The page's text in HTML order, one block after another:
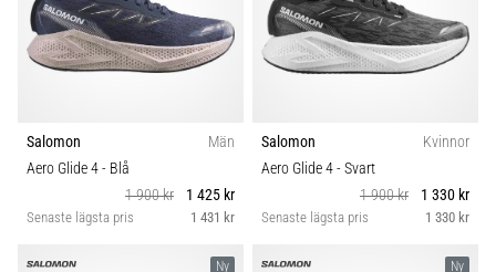
Salomon
Män
Aero Glide 4- Blå
1 900 kr
1 425 kr
Senaste lägsta pris 1 431 kr
Salomon
Kvinnor
Aero Glide 4- Svart
1 900 kr
1 330 kr
Senaste lägsta pris 1 330 kr
Ny Ny